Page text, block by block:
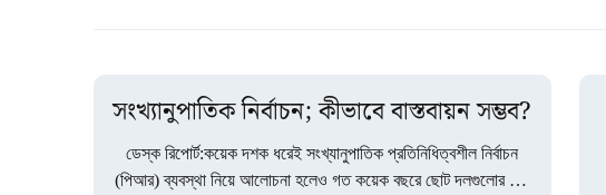
সংখ্যানুপাতিক নির্বাচন; কীভাবে বাস্তবায়ন সম্ভব?
ডেস্ক রিপোর্ট:কয়েক দশক ধরেই সংখ্যানুপাতিক প্রতিনিধিত্বশীল নির্বাচন
(পিআর) ব্যবস্থা নিয়ে আলোচনা হলেও গত কয়েক বছরে ছোট দলগুলোর পক্ষ